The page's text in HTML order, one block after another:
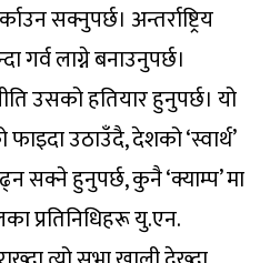
सक्नुपर्छ। अन्तर्राष्ट्रिय
गर्व लाग्ने बनाउनुपर्छ।
उसको हतियार हुनुपर्छ। यो
उठाउँदै, देशको ‘स्वार्थ’
सक्ने हुनुपर्छ, कुनै ‘क्याम्प’ मा
प्रतिनिधिहरू यु.एन.